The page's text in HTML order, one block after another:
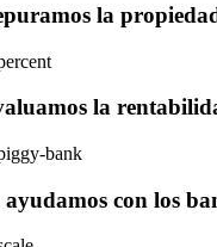
la
la
ayudamos con los